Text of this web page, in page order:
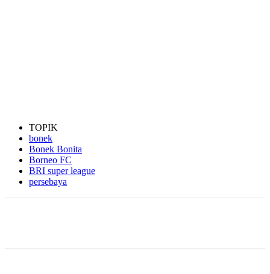
TOPIK
bonek
Bonek Bonita
Borneo FC
BRI super league
persebaya